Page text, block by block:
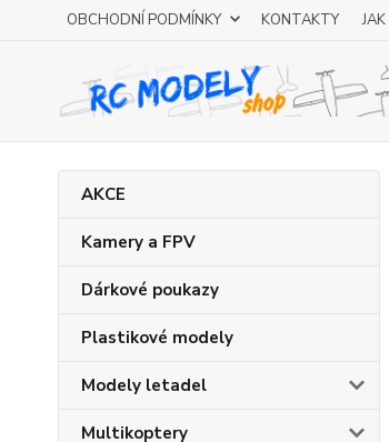
OBCHODNÍ PODMÍNKY KONTAKTY
AKCE
Kamery a FPV
Dárkové poukazy
Plastikové modely
Modely letadel
Multikoptery